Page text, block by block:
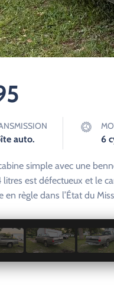
auto. 6
simple avec une
est défectueux et le
règle dans l’État du